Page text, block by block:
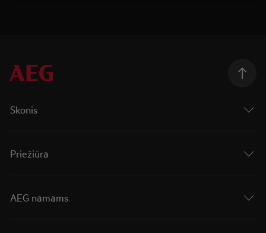
Skonis
Priežiūra
AEG namams